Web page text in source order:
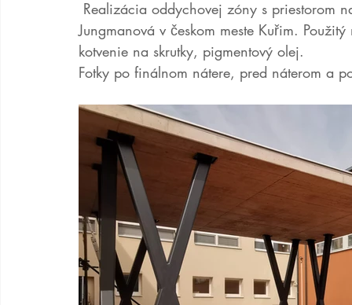
Jungmanová v českom meste Kuřim.
kotvenie na skrutky, pigmentový olej.
Fotky po finálnom nátere, pred náterom a